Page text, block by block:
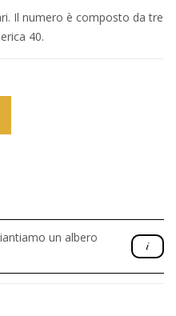
Il numero è composto da tre
40.
un albero